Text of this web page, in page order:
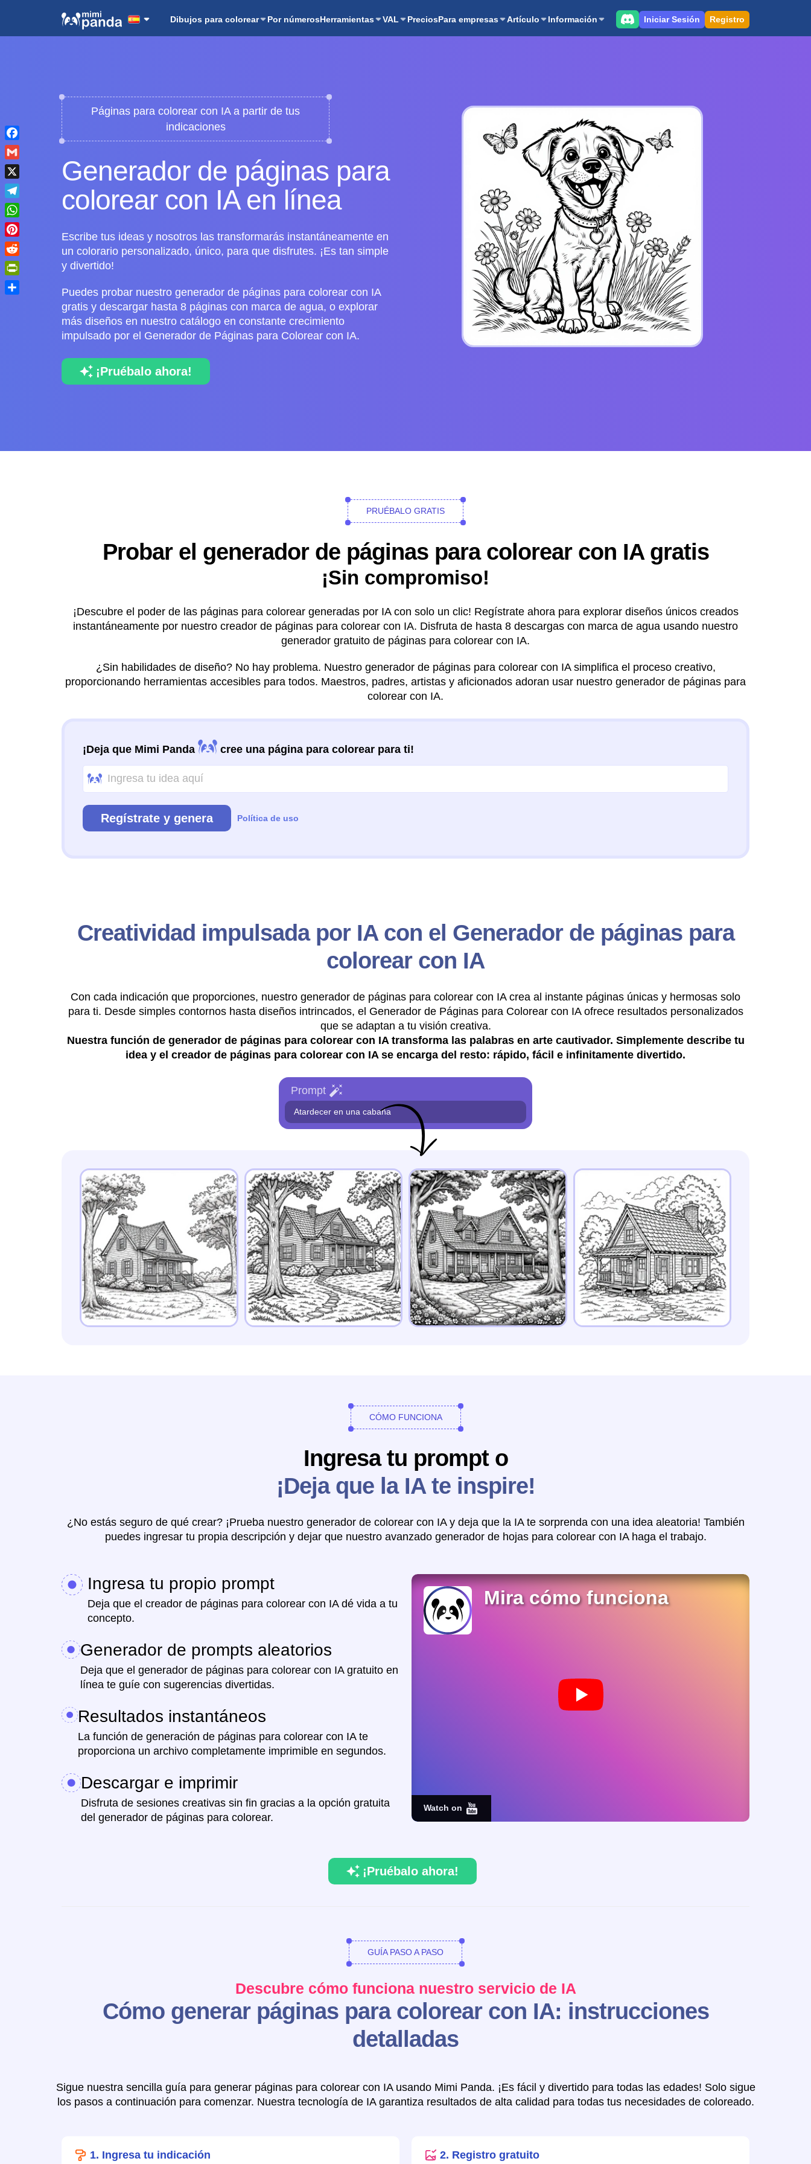
Dibujos para colorear Por númerosHerramientas VAL PreciosPara empresas Artículo Información Iniciar Sesión Registro
Páginas para colorear con IA a partir de tus
indicaciones
Generador de páginas para
colorear con IA en línea
Escribe tus ideas y nosotros las transformarás instantáneamente en
un colorario personalizado, único, para que disfrutes. ¡Es tan simple
y divertido!
Puedes probar nuestro generador de páginas para colorear con IA
gratis y descargar hasta 8 páginas con marca de agua, o explorar
más diseños en nuestro catálogo en constante crecimiento
impulsado por el Generador de Páginas para Colorear con IA.
¡Pruébalo ahora!
PRUÉBALO GRATIS
Probar el generador de páginas para colorear con IA gratis
¡Sin compromiso!
¡Descubre el poder de las páginas para colorear generadas por IA con solo un clic! Regístrate ahora para explorar diseños únicos creados
instantáneamente por nuestro creador de páginas para colorear con IA. Disfruta de hasta 8 descargas con marca de agua usando nuestro
generador gratuito de páginas para colorear con IA.
¿Sin habilidades de diseño? No hay problema. Nuestro generador de páginas para colorear con IA simplifica el proceso creativo,
proporcionando herramientas accesibles para todos. Maestros, padres, artistas y aficionados adoran usar nuestro generador de páginas para
colorear con IA.
¡Deja que Mimi Panda cree una página para colorear para ti!
Regístrate y genera Política de uso
Creatividad impulsada por IA con el Generador de páginas para
colorear con IA
Con cada indicación que proporciones, nuestro generador de páginas para colorear con IA crea al instante páginas únicas y hermosas solo
para ti. Desde simples contornos hasta diseños intrincados, el Generador de Páginas para Colorear con IA ofrece resultados personalizados
que se adaptan a tu visión creativa.
Nuestra función de generador de páginas para colorear con IA transforma las palabras en arte cautivador. Simplemente describe tu
idea y el creador de páginas para colorear con IA se encarga del resto: rápido, fácil e infinitamente divertido.
Prompt
Atardecer en una cabaña
CÓMO FUNCIONA
Ingresa tu prompt o
¡Deja que la IA te inspire!
¿No estás seguro de qué crear? ¡Prueba nuestro generador de colorear con IA y deja que la IA te sorprenda con una idea aleatoria! También
puedes ingresar tu propia descripción y dejar que nuestro avanzado generador de hojas para colorear con IA haga el trabajo.
Ingresa tu propio prompt
Deja que el creador de páginas para colorear con IA dé vida a tu
concepto.
Generador de prompts aleatorios
Deja que el generador de páginas para colorear con IA gratuito en
línea te guíe con sugerencias divertidas.
Resultados instantáneos
La función de generación de páginas para colorear con IA te
proporciona un archivo completamente imprimible en segundos.
Descargar e imprimir
Disfruta de sesiones creativas sin fin gracias a la opción gratuita
del generador de páginas para colorear.
Mira cómo funciona
Watch on
¡Pruébalo ahora!
GUÍA PASO A PASO
Descubre cómo funciona nuestro servicio de IA
Cómo generar páginas para colorear con IA: instrucciones
detalladas
Sigue nuestra sencilla guía para generar páginas para colorear con IA usando Mimi Panda. ¡Es fácil y divertido para todas las edades! Solo sigue
los pasos a continuación para comenzar. Nuestra tecnología de IA garantiza resultados de alta calidad para todas tus necesidades de coloreado.
1. Ingresa tu indicación 2. Registro gratuito
Facebook
Gmail
X
Telegram
WhatsApp
Pinterest
Reddit
PrintFriendly